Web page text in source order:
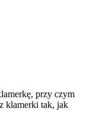
przy czym
klamerki tak, jak